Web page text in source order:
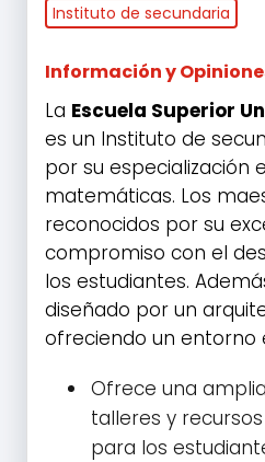
Instituto de secundaria
Información y
La Escuela Superior
es un Instituto de
por su especialización
matemáticas. Los
reconocidos por su
compromiso con el
los estudiantes.
diseñado por un
ofreciendo un entorno
Ofrece una
talleres y
para los